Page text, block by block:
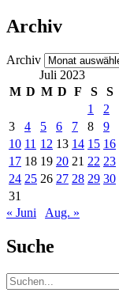
Archiv
Archiv
Juli 2023
M D M D F S
S
1
2
3
4 5 6 7 8
9
10 11 12 13 14 15 16
17 18 19 20 21 22 23
24 25 26 27 28 29 30
31
« Juni
Aug. »
Suche